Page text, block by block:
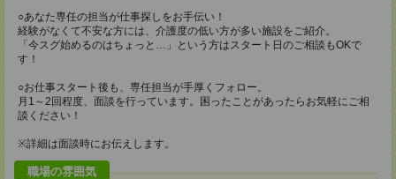
○あなた専任の担当が仕事探しをお手伝い！
経験がなくて不安な方には、介護度の低い方が多い施設をご紹介。
「今スグ始めるのはちょっと…」という方はスタート日のご相談もOKで
す！
○お仕事スタート後も、専任担当が手厚くフォロー。
月1～2回程度、面談を行っています。困ったことがあったらお気軽にご相
談ください！
※詳細は面談時にお伝えします。
職場の雰囲気